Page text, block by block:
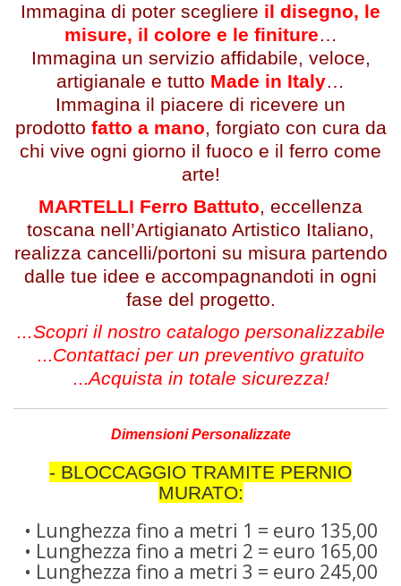
Immagina di poter scegliere il disegno, le
misure, il colore e le finiture…
Immagina un servizio affidabile, veloce,
artigianale e tutto Made in Italy…
Immagina il piacere di ricevere un
prodotto fatto a mano, forgiato con cura da
chi vive ogni giorno il fuoco e il ferro come
arte!
MARTELLI Ferro Battuto, eccellenza
toscana nell’Artigianato Artistico Italiano,
realizza cancelli/portoni su misura partendo
dalle tue idee e accompagnandoti in ogni
fase del progetto.
...Scopri il nostro catalogo personalizzabile
...Contattaci per un preventivo gratuito
...Acquista in totale sicurezza!
Dimensioni Personalizzate
- BLOCCAGGIO TRAMITE PERNIO
MURATO:
• Lunghezza fino a metri 1 = euro 135,00
• Lunghezza fino a metri 2 = euro 165,00
• Lunghezza fino a metri 3 = euro 245,00